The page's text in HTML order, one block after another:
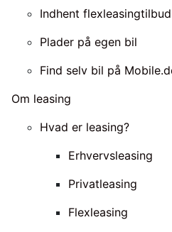
Indhent flexleasingtilbud
Plader på egen bil
Find selv bil på
Om leasing
Hvad er leasing?
Erhvervsleasing
Privatleasing
Flexleasing